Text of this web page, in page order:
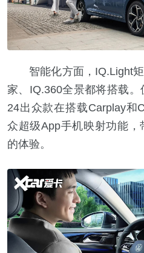
智能化方面，IQ.Light矩
家、IQ.360全景都将搭载
24出众款在搭载Carplay和
众超级App手机映射功能
的体验。